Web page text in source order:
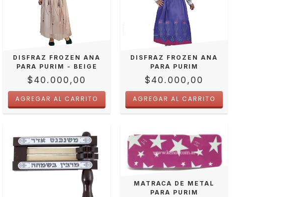
DISFRAZ FROZEN ANA
PARA PURIM - BEIGE
$40.000,00
DISFRAZ FROZEN ANA
PARA PURIM
$40.000,00
MATRACA DE METAL
PARA PURIM